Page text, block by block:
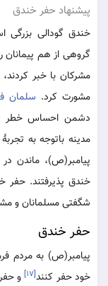
پیشنهاد حفر خندق
خندق گودالی
گروهی از هم
مشرکان با خبر کردند،
مشورت کرد. سلمان
دشمن احساس خطر
مدینه باتوجه به
پیامبر(ص)، ماندن در
خندق پذیرفتند. حفر
شگفتی مسلمانان و
حفر خندق
پیامبر(ص) به مردم
خود حفر کنند[۱۷] و